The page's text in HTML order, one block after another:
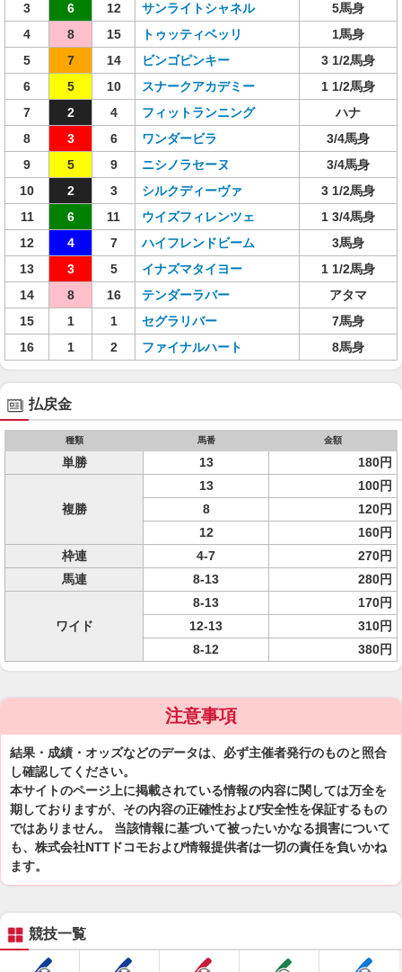
3
6 12 サンライトシャネル
5馬身
4
8 15 トゥッティベッリ
1馬身
5
7 14 ビンゴピンキー
3 1/2馬身
6
5 10 スナークアカデミー
1 1/2馬身
7
2 4 フィットランニング
ハナ
8
3 6 ワンダービラ
3/4馬身
9
5 9 ニシノラセーヌ
3/4馬身
10
2 3 シルクディーヴァ
3 1/2馬身
11
6 11 ウイズフィレンツェ
1 3/4馬身
12
4 7 ハイフレンドビーム
3馬身
13
3 5 イナズマタイヨー
1 1/2馬身
14
8 16 テンダーラバー
アタマ
15
1 1 セグラリバー
7馬身
16
1 2 ファイナルハート 8馬身
払戻金
種類 馬番 金額
単勝 13 180円
複勝
13
100円
8
120円
12
160円
枠連
4-7
270円
馬連
8-13 280円
ワイド
8-13
170円
12-13
310円
8-12
380円
注意事項
結果・成績・オッズなどのデータは、必ず主催者発行のものと照合
し確認してください。
本サイトのページ上に掲載されている情報の内容に関しては万全を
期しておりますが、その内容の正確性および安全性を保証するもの
ではありません。 当該情報に基づいて被ったいかなる損害について
も、株式会社NTTドコモおよび情報提供者は一切の責任を負いかね
ます。
競技一覧